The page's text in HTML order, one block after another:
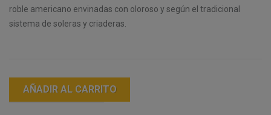
roble americano envinadas con oloroso y según el tradicional
sistema de soleras y criaderas.
AÑADIR AL CARRITO